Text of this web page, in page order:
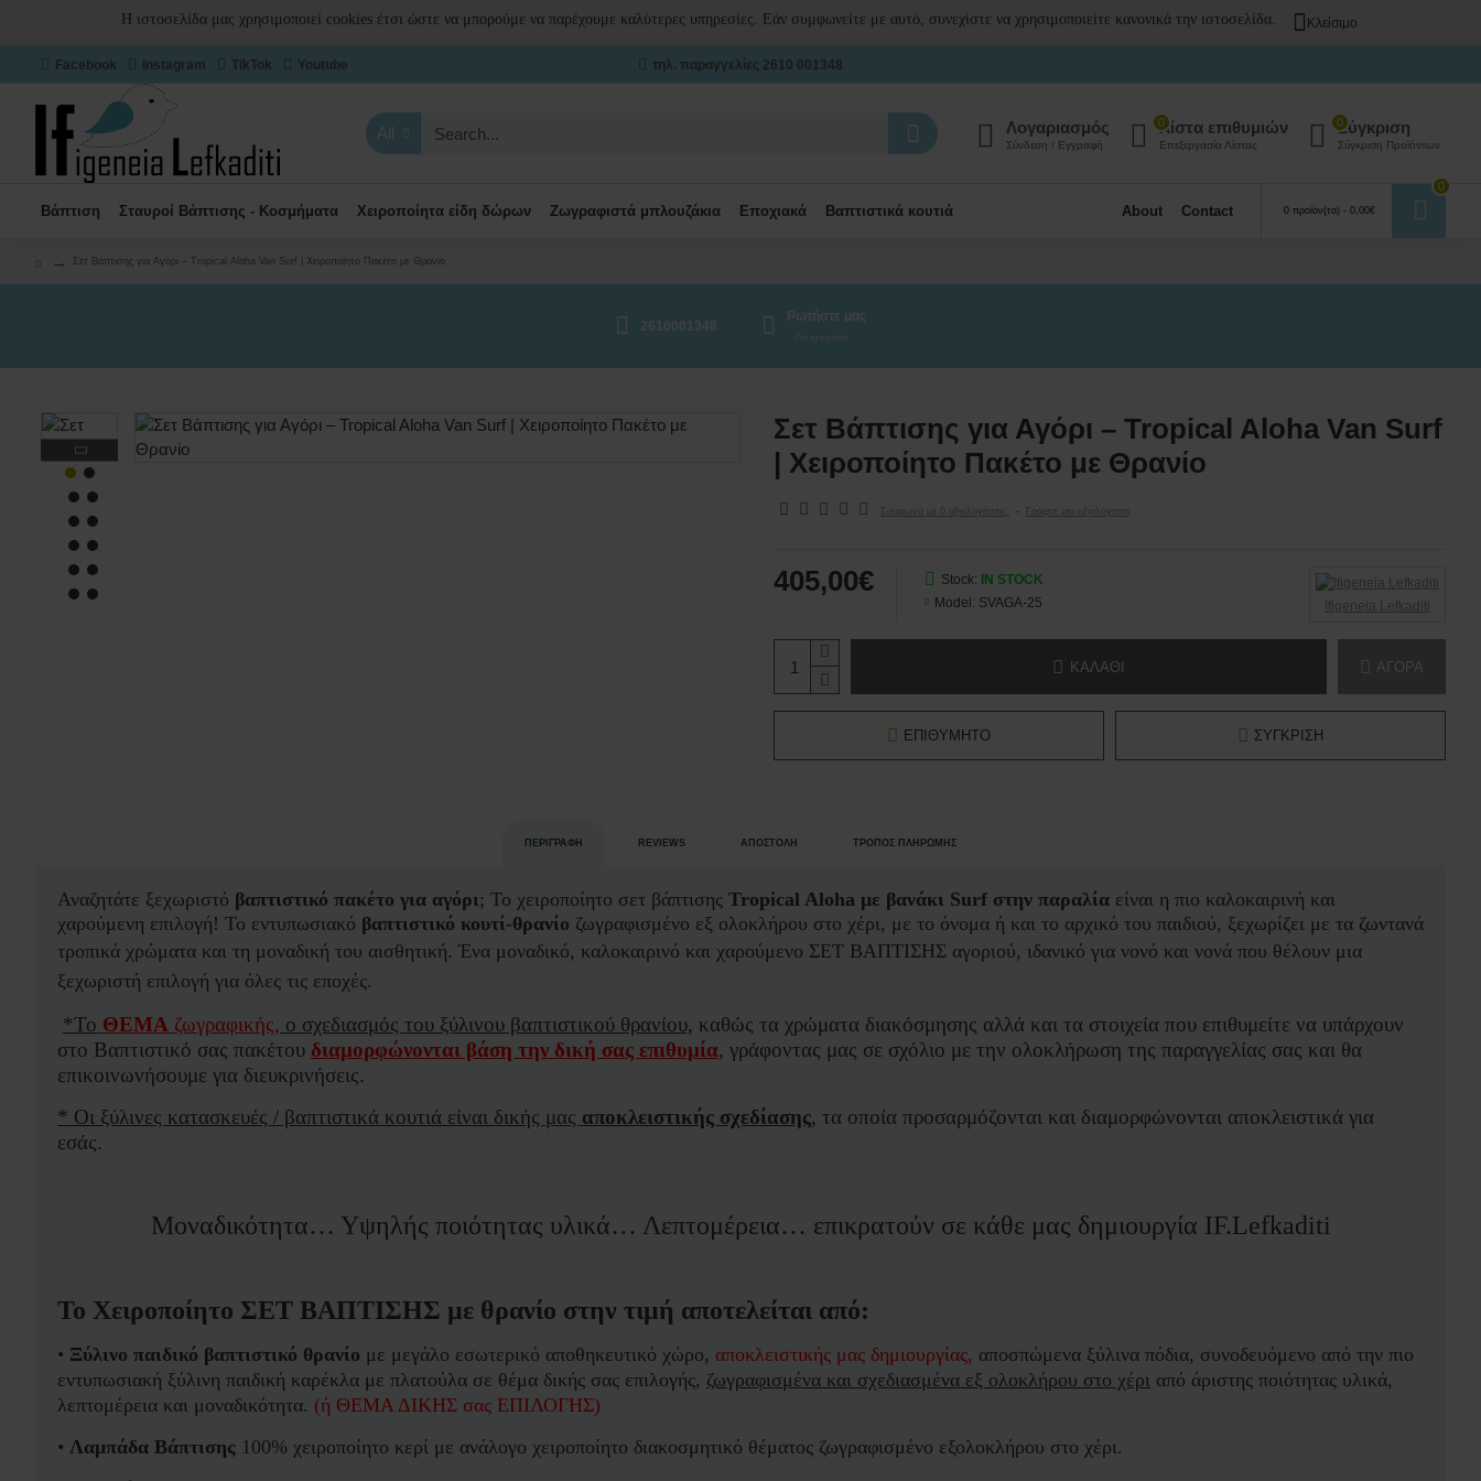
Η ιστοσελίδα μας χρησιμοποιεί cookies έτσι ώστε να μπορούμε να παρέχουμε καλύτερες υπηρεσίες. Εάν συμφωνείτε με αυτό, συνεχίστε να χρησιμοποιείτε κανονικά την ιστοσελίδα. Κλείσιμο
Facebook Instagram TikTok Youtube τηλ. παραγγελίες 2610 001348
All Λογαριασμός
Σύνδεση / Εγγραφή
Λίστα επιθυμιών
Επεξεργασία Λίστας
0 Σύγκριση
Σύγκριση Προϊόντων
0
Βάπτιση Σταυροί Βάπτισης - Κοσμήματα Χειροποίητα είδη δώρων Ζωγραφιστά μπλουζάκια Εποχιακά Βαπτιστικά κουτιά About Contact 0 προϊόν(τα) - 0,00€
0
Σετ Βάπτισης για Αγόρι – Tropical Aloha Van Surf | Χειροποίητο Πακέτο με Θρανίο
2610001348
Ρωτήστε μας
Για το προϊόν
Σετ Βάπτισης για Αγόρι – Tropical Aloha Van Surf
| Χειροποίητο Πακέτο με Θρανίο
Σύμφωνα με 0 αξιολογήσεις. - Γράψτε μια αξιολόγηση
405,00€ Stock:
IN STOCK
Model: SVAGA-25 Ifigeneia Lefkaditi
ΚΑΛΆΘΙ ΑΓΟΡΆ
ΕΠΙΘΥΜΗΤΌ ΣΎΓΚΡΙΣΗ
ΠΕΡΙΓΡΑΦΉ REVIEWS ΑΠΟΣΤΟΛΉ ΤΡΌΠΟΣ ΠΛΗΡΩΜΉΣ
Αναζητάτε ξεχωριστό βαπτιστικό πακέτο για αγόρι; Το χειροποίητο σετ βάπτισης Tropical Aloha με βανάκι Surf στην παραλία είναι η πιο καλοκαιρινή και
χαρούμενη επιλογή! Το εντυπωσιακό βαπτιστικό κουτί-θρανίο ζωγραφισμένο εξ ολοκλήρου στο χέρι, με το όνομα ή και το αρχικό του παιδιού, ξεχωρίζει με τα ζωντανά
τροπικά χρώματα και τη μοναδική του αισθητική. Ένα μοναδικό, καλοκαιρινό και χαρούμενο ΣΕΤ ΒΑΠΤΙΣΗΣ αγοριού, ιδανικό για νονό και νονά που θέλουν μια
ξεχωριστή επιλογή για όλες τις εποχές.
*To ΘΕΜΑ ζωγραφικής, ο σχεδιασμός του ξύλινου βαπτιστικού θρανίου, καθώς τα χρώματα διακόσμησης αλλά και τα στοιχεία που επιθυμείτε να υπάρχουν
στο Βαπτιστικό σας πακέτου διαμορφώνονται βάση την δική σας επιθυμία, γράφοντας μας σε σχόλιο με την ολοκλήρωση της παραγγελίας σας και θα
επικοινωνήσουμε για διευκρινήσεις.
* Οι ξύλινες κατασκευές / βαπτιστικά κουτιά είναι δικής μας αποκλειστικής σχεδίασης, τα οποία προσαρμόζονται και διαμορφώνονται αποκλειστικά για
εσάς.
Μοναδικότητα… Υψηλής ποιότητας υλικά… Λεπτομέρεια… επικρατούν σε κάθε μας δημιουργία IF.Lefkaditi
Το Χειροποίητο ΣΕΤ ΒΑΠΤΙΣΗΣ με θρανίο στην τιμή αποτελείται από:
• Ξύλινο παιδικό βαπτιστικό θρανίο με μεγάλο εσωτερικό αποθηκευτικό χώρο, αποκλειστικής μας δημιουργίας, αποσπώμενα ξύλινα πόδια, συνοδευόμενο από την πιο
εντυπωσιακή ξύλινη παιδική καρέκλα με πλατούλα σε θέμα δικής σας επιλογής, ζωγραφισμένα και σχεδιασμένα εξ ολοκλήρου στο χέρι από άριστης ποιότητας υλικά,
λεπτομέρεια και μοναδικότητα. (ή ΘΕΜΑ ΔΙΚΗΣ σας ΕΠΙΛΟΓΗΣ)
• Λαμπάδα Βάπτισης 100% χειροποίητο κερί με ανάλογο χειροποίητο διακοσμητικό θέματος ζωγραφισμένο εξολοκλήρου στο χέρι.